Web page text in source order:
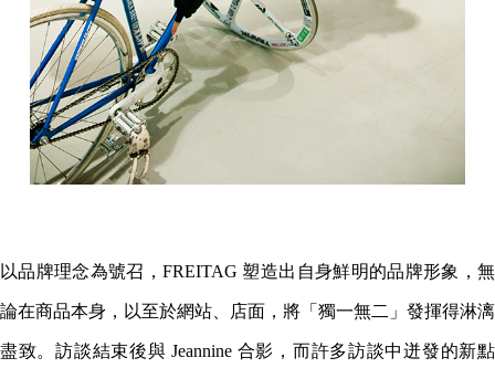
以品牌理念為號召，FREITAG 塑造出自身鮮明的品牌形象，無
論在商品本身，以至於網站、店面，將「獨一無二」發揮得淋漓
盡致。訪談結束後與 Jeannine 合影，而許多訪談中迸發的新點